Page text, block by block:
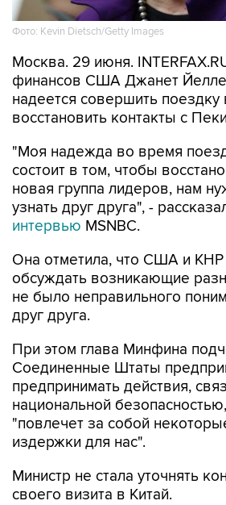
Фото: Kevin Dietsch/Getty Images
Москва. 29 июня.
финансов США Джанет
надеется совершить поездку
восстановить контакты с
"Моя надежда во время
состоит в том, чтобы
новая группа лидеров, нам
узнать друг друга", -
интервью MSNBC.
Она отметила, что США и
обсуждать возникающие
не было неправильного
друг друга.
При этом глава Минфина
Соединенные Штаты
предпринимать действия,
национальной
"повлечет за собой
издержки для нас".
Министр не стала уточнять
своего визита в Китай.